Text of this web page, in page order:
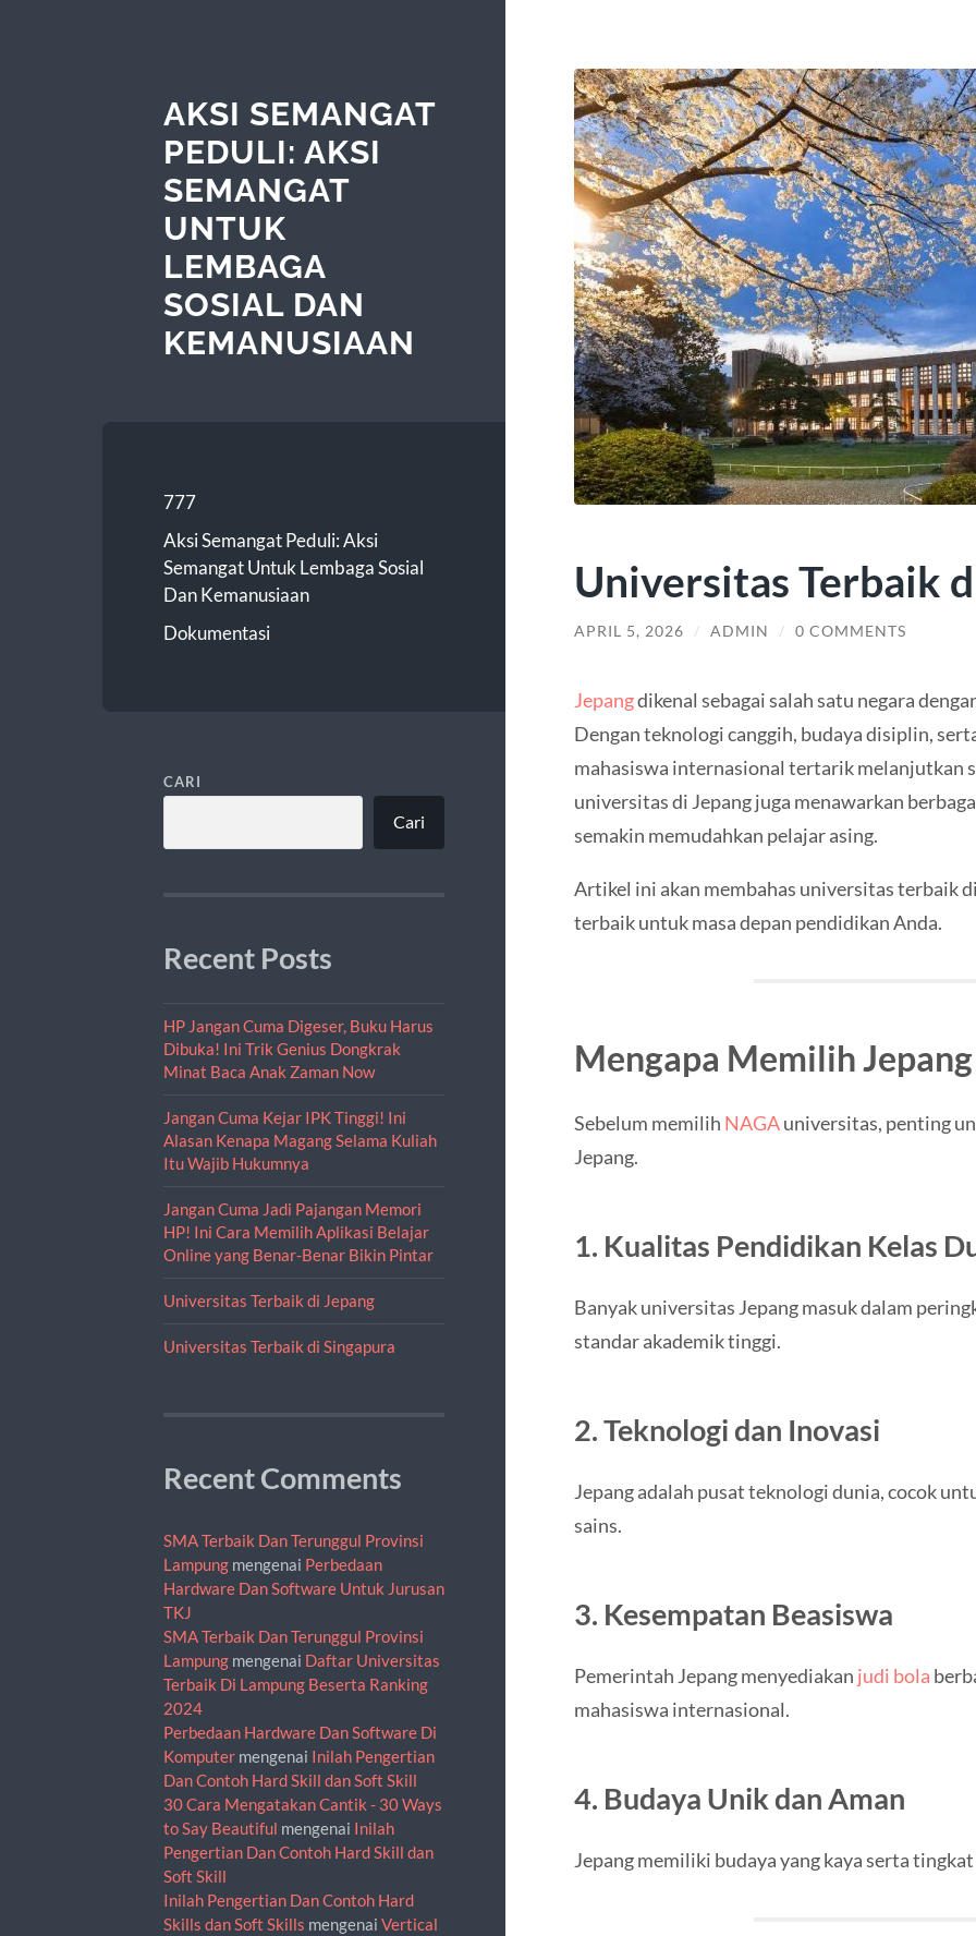
AKSI SEMANGAT
PEDULI: AKSI
SEMANGAT
UNTUK
LEMBAGA
SOSIAL DAN
KEMANUSIAAN
777
Aksi Semangat Peduli: Aksi
Semangat Untuk Lembaga Sosial
Dan Kemanusiaan
Dokumentasi
CARI
Cari
Recent Posts
HP Jangan Cuma Digeser, Buku Harus
Dibuka! Ini Trik Genius Dongkrak
Minat Baca Anak Zaman Now
Jangan Cuma Kejar IPK Tinggi! Ini
Alasan Kenapa Magang Selama Kuliah
Itu Wajib Hukumnya
Jangan Cuma Jadi Pajangan Memori
HP! Ini Cara Memilih Aplikasi Belajar
Online yang Benar-Benar Bikin Pintar
Universitas Terbaik di Jepang
Universitas Terbaik di Singapura
Recent Comments
SMA Terbaik Dan Terunggul Provinsi
Lampungmengenai Perbedaan
Hardware Dan Software Untuk Jurusan
TKJ
SMA Terbaik Dan Terunggul Provinsi
Lampungmengenai Daftar Universitas
Terbaik Di Lampung Beserta Ranking
2024
Perbedaan Hardware Dan Software Di
Komputermengenai Inilah Pengertian
Dan Contoh Hard Skill dan Soft Skill
30 Cara Mengatakan Cantik - 30 Ways
to Say Beautiful mengenai Inilah
Pengertian Dan Contoh Hard Skill dan
Soft Skill
Inilah Pengertian Dan Contoh Hard
Skills dan Soft Skills mengenai Vertical
Universitas Terbaik
APRIL 5, 2026 / ADMIN / 0 COMMENTS
Jepangdikenal sebagai salah satu negara
Dengan teknologi canggih, budaya disiplin,
mahasiswa internasional tertarik melanjutkan
universitas di Jepang juga menawarkan
semakin memudahkan pelajar asing.
Artikel ini akan membahas universitas terbaik
terbaik untuk masa depan pendidikan Anda.
Mengapa Memilih
Sebelum memilih NAGAuniversitas, penting
Jepang.
1. Kualitas Pendidikan Kelas
Banyak universitas Jepang masuk dalam
standar akademik tinggi.
2. Teknologi dan Inovasi
Jepang adalah pusat teknologi dunia, cocok
sains.
3. Kesempatan Beasiswa
Pemerintah Jepang menyediakan judi bola
mahasiswa internasional.
4. Budaya Unik dan Aman
Jepang memiliki budaya yang kaya serta